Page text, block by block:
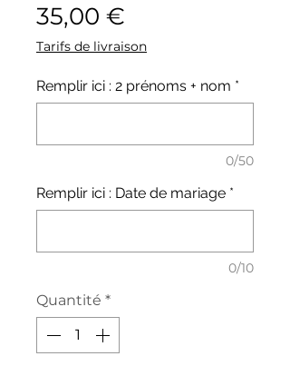
35,00 €
Tarifs de livraison
Remplir ici : 2 prénoms + nom *
0/50
Remplir ici : Date de mariage *
0/10
Quantité *